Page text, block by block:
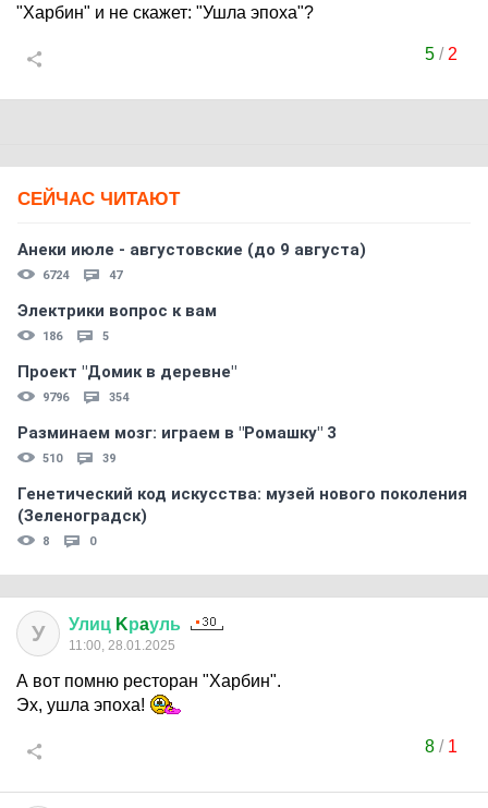
"Харбин" и не скажет: "Ушла эпоха"?
5/ 2
СЕЙЧАС ЧИТАЮТ
Анеки июле - августовские (до 9 августа)
6724 47
Электрики вопрос к вам
186 5
Проект "Домик в деревне"
9796 354
Разминаем мозг: играем в "Ромашку" 3
510 39
Генетический код искусства: музей нового поколения
(Зеленоградск)
8 0
У Улиц Kрaуль
11:00, 28.01.2025
А вот помню ресторан "Харбин".
Эх, ушла эпоха!
8/ 1